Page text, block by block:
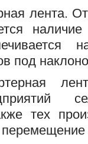
лента.
под
тех